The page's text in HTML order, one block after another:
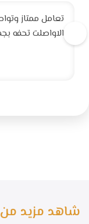
تعامل ممتاز
الاواصلت تحفه
شاهد مزيد من